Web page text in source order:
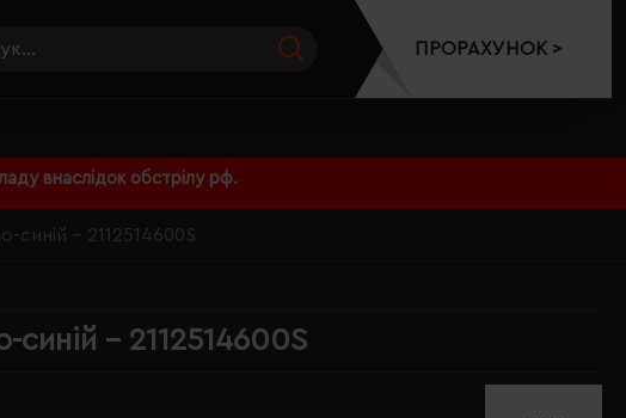
внаслідок обстрілу рф.
ПРОРАХУНОК >
синій - 2112514600S
синій - 2112514600S